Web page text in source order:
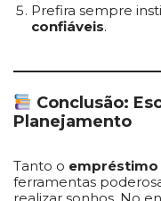
Prefira sempre
confiáveis.
Conclusão:
Planejamento
Tanto o empréstimo
ferramentas